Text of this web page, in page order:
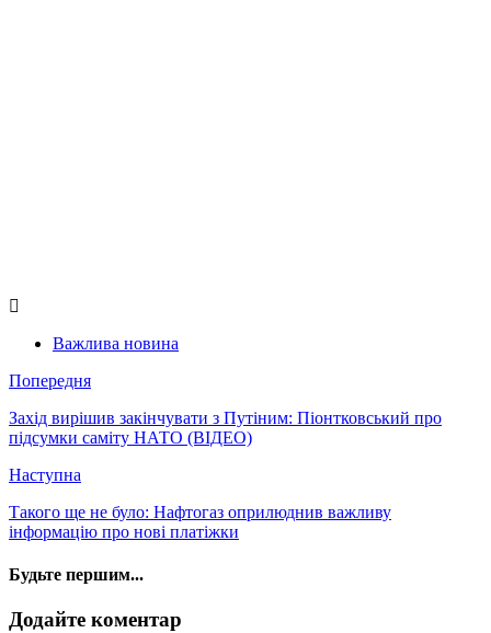
Важлива новина
Попередня
Захід вирішив закінчувати з Путіним: Піонтковський про
підсумки саміту НАТО (ВІДЕО)
Наступна
Такого ще не було: Нафтогаз оприлюднив важливу
інформацію про нові платіжки
Будьте першим...
Додайте коментар